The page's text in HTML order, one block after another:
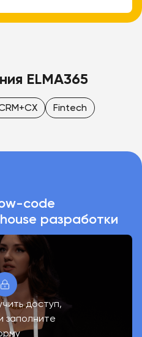
ELMA365
Fintech
code
разработки
доступ,
заполните